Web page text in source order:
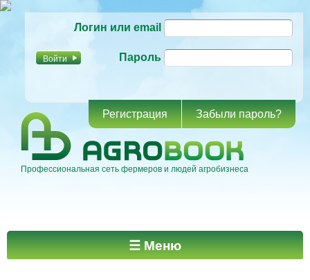
основному
Логин или email
Пароль
Регистрация Забыли пароль?
Профессиональная сеть фермеров и людей агробизнеса
Главное меню ☰ Меню